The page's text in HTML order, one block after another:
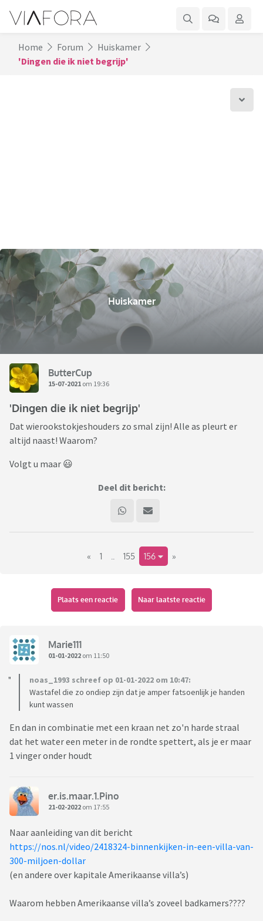
Home Forum
Huiskamer
'Dingen die ik niet begrijp'
Huiskamer
ButterCup
15-07-2021 om 19:36
'Dingen die ik niet begrijp'
Dat wierookstokjeshouders zo smal zijn! Alle as pleurt er
altijd naast! Waarom?
Volgt u maar 😃
Deel dit bericht:
« 1 155 156 »
Plaats een reactie Naar laatste reactie
Marie111
01-01-2022 om 11:50
noas_1993 schreef op 01-01-2022 om 10:47:
Wastafel die zo ondiep zijn dat je amper fatsoenlijk je handen
kunt wassen
En dan in combinatie met een kraan net zo'n harde straal
dat het water een meter in de rondte spettert, als je er maar
1 vinger onder houdt
er.is.maar.1.Pino
21-02-2022 om 17:55
Naar aanleiding van dit bericht
https://nos.nl/video/2418324-binnenkijken-in-een-villa-van-
300-miljoen-dollar
(en andere over kapitale Amerikaanse villa’s)
Waarom hebben Amerikaanse villa’s zoveel badkamers????